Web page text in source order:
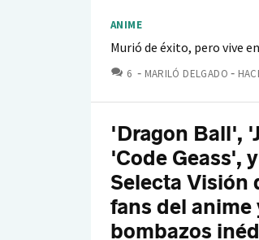
ANIME
Murió de éxito, pero vive
6 COMENTARIOS
MARILÓ DELGADO
'Dragon Ball',
'Code Geass',
Selecta Visión
fans del
bombazos